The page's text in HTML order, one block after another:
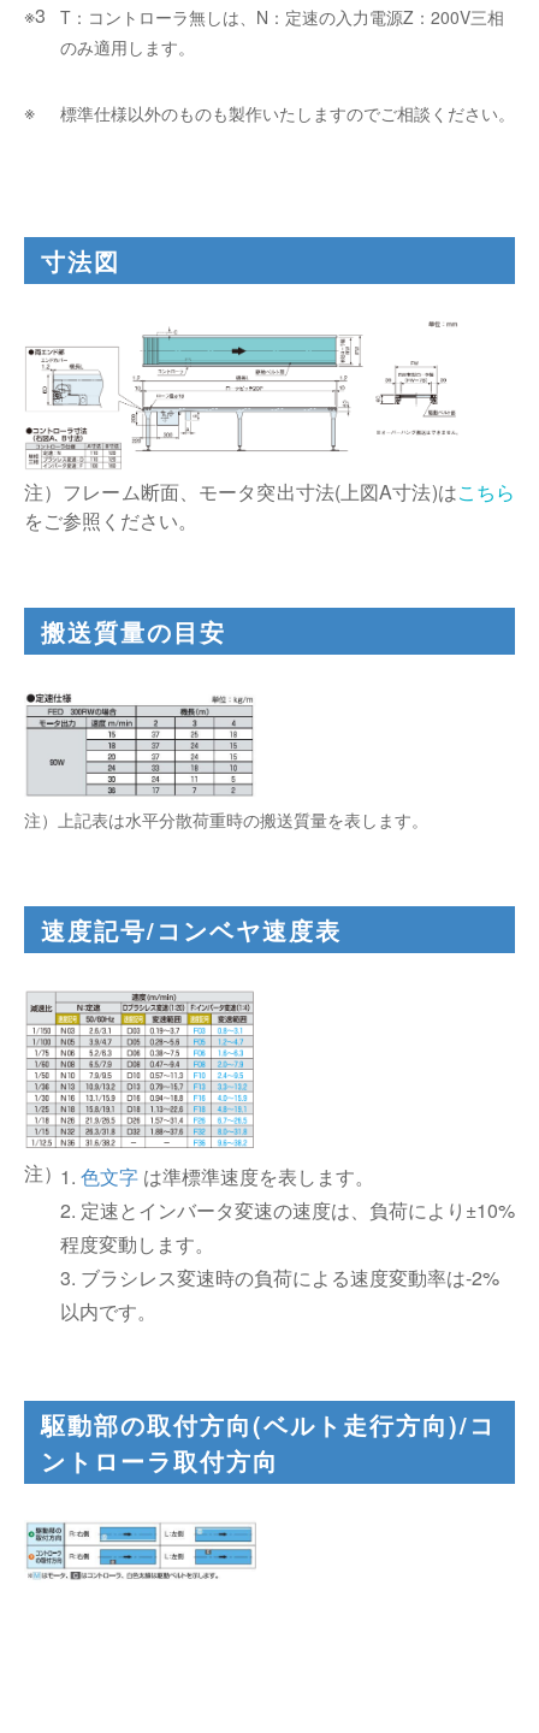
T：コントローラ無しは、N：定速の入力電源Z：200V三相
のみ適用します。
標準仕様以外のものも製作いたしますのでご相談ください。
寸法図
注）フレーム断面、モータ突出寸法(上図A寸法)はこちら
をご参照ください。
搬送質量の目安
注）上記表は水平分散荷重時の搬送質量を表します。
速度記号/コンベヤ速度表
1. 色文字 は準標準速度を表します。
2. 定速とインバータ変速の速度は、負荷により±10%
程度変動します。
3. ブラシレス変速時の負荷による速度変動率は-2%
以内です。
駆動部の取付方向(ベルト走行方向)/コ
ントローラ取付方向